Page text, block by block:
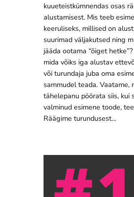
kuueteistkümnendas osas
alustamisest. Mis teeb
keeruliseks, millised on
suurimad väljakutsed ning
jääda ootama “õiget
mida võiks iga alustav
või turundaja juba oma
sammudel teada. Vaatame,
tähelepanu pöörata siis, kui
valminud esimene toode,
Räägime turundusest…